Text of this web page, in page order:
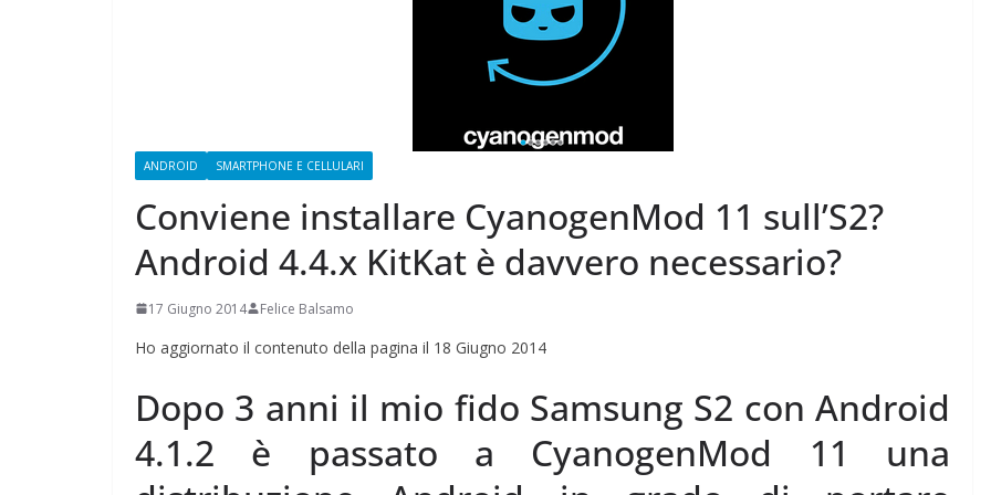
ANDROID SMARTPHONE E CELLULARI
Conviene installare CyanogenMod 11 sull’S2?
Android 4.4.x KitKat è davvero necessario?
17 Giugno 2014 Felice Balsamo
Ho aggiornato il contenuto della pagina il 18 Giugno 2014
Dopo 3 anni il mio fido Samsung S2 con Android
4.1.2 è passato a CyanogenMod 11 una
ELETTORALE: 50 DI 50